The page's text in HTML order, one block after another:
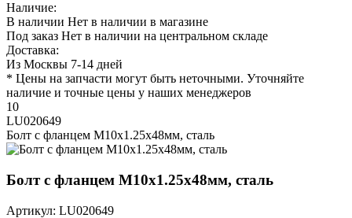
Наличие:
В наличии Нет в наличии в магазине
Под заказ Нет в наличии на центральном складе
Доставка:
Из Москвы 7-14 дней
* Цены на запчасти могут быть неточными. Уточняйте
наличие и точные цены у наших менеджеров
10
LU020649
Болт с фланцем M10х1.25х48мм, сталь
Болт с фланцем M10х1.25х48мм, сталь
Артикул: LU020649